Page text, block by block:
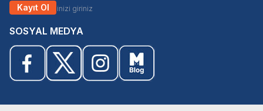
Kayıt Ol
SOSYAL MEDYA